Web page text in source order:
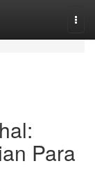
Para